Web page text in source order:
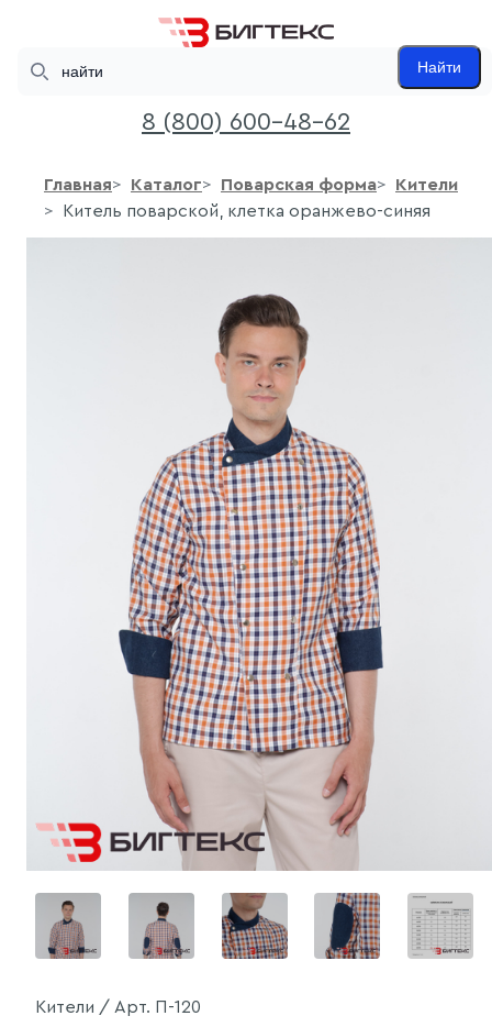
Найти
8 (800) 600-48-62
Главная Каталог Поварская форма
Кители
Китель поварской, клетка оранжево-синяя
Кители / Арт. П-120